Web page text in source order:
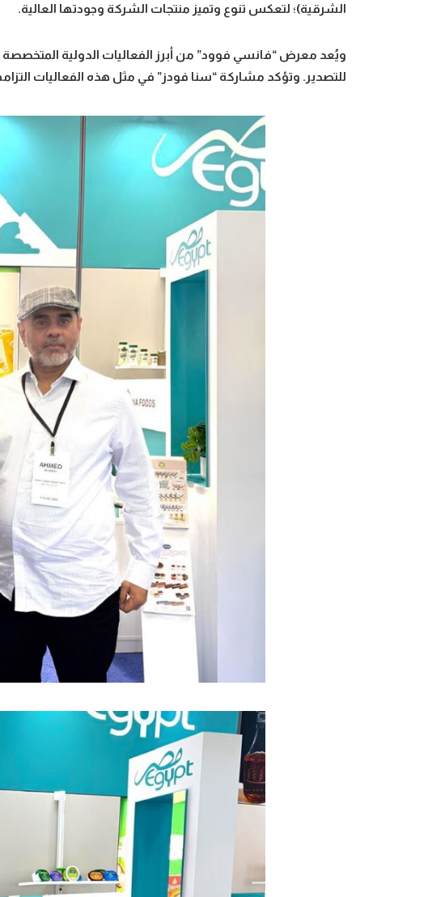
الشرقية)؛ لتعكس تنوع وتميز منتجات الشركة وجودتها العالية.
ويُعد معرض “فانسي فوود” من أبرز الفعاليات الدولية المتخصصة
للتصدير. وتؤكد مشاركة “سنا فودز” في مثل هذه الفعاليات